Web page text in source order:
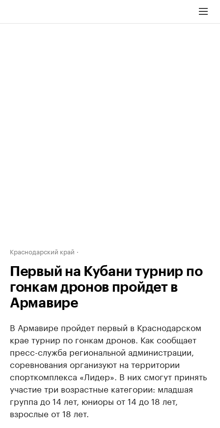
Краснодарский край
Первый на Кубани турнир по
гонкам дронов пройдет в
Армавире
В Армавире пройдет первый в Краснодарском
крае турнир по гонкам дронов. Как сообщает
пресс-служба региональной администрации,
соревнования организуют на территории
спорткомплекса «Лидер». В них смогут принять
участие три возрастные категории: младшая
группа до 14 лет, юниоры от 14 до 18 лет,
взрослые от 18 лет.